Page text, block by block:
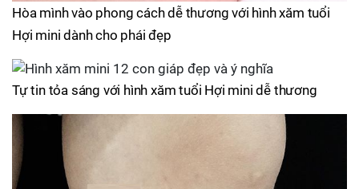
Hòa mình vào phong cách dễ thương với hình xăm tuổi
Hợi mini dành cho phái đẹp
Tự tin tỏa sáng với hình xăm tuổi Hợi mini dễ thương